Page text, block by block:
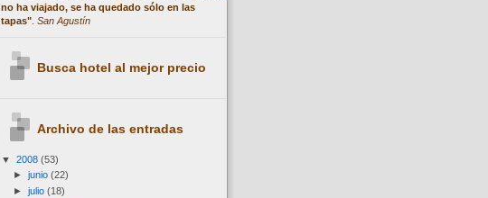
no ha viajado, se ha quedado sólo en las
tapas". San Agustín
Busca hotel al mejor precio
Archivo de las entradas
▼ 2008 (53)
► junio (22)
► julio (18)